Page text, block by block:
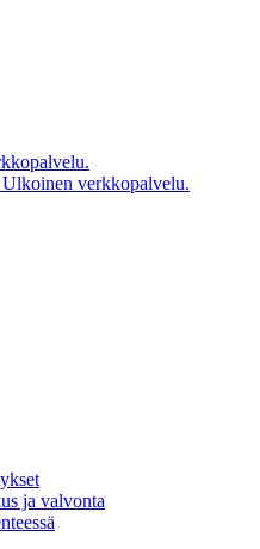
Ulkoinen verkkopalvelu.
ja valvonta